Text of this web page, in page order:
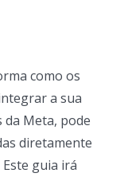
como os
a sua
da Meta, pode
diretamente
guia irá